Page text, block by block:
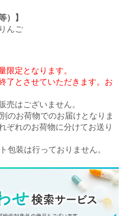
）】
んご
限定となります。
了とさせていただきます。お
はございません。
のお荷物でのお届けとなりま
ぞれのお荷物に分けてお送り
包装は行っておりません。